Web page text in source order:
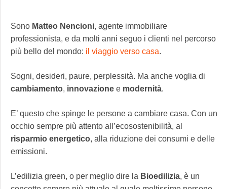
Sono Matteo Nencioni, agente immobiliare
professionista, e da molti anni seguo i clienti nel percorso
più bello del mondo: il viaggio verso casa.
Sogni, desideri, paure, perplessità. Ma anche voglia di
cambiamento, innovazione e modernità.
E’ questo che spinge le persone a cambiare casa. Con un
occhio sempre più attento all’ecosostenibilità, al
risparmio energetico, alla riduzione dei consumi e delle
emissioni.
L’edilizia green, o per meglio dire la Bioedilizia, è un